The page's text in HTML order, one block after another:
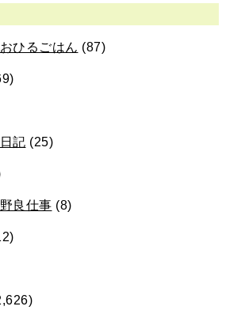
ひるごはん (87)
記 (25)
良仕事 (8)